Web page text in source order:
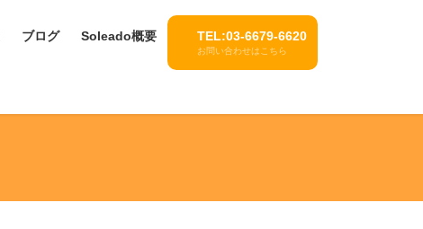
ブログ Soleado概要 TEL:03-6679-6620
お問い合わせはこちら